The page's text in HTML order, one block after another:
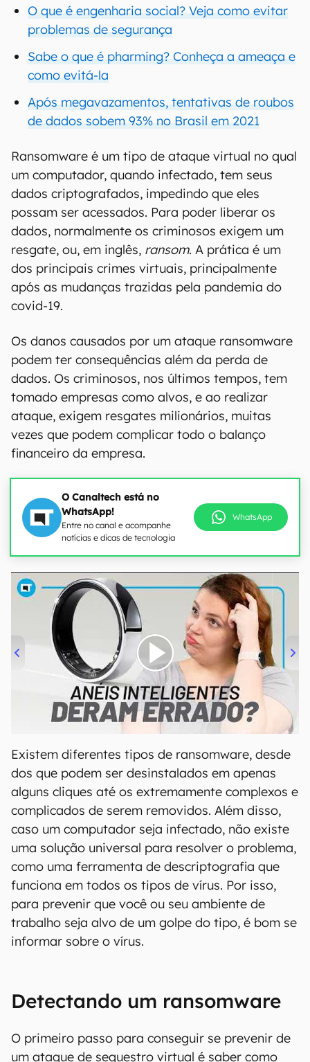
O que é engenharia social? Veja como evitar
problemas de segurança
Sabe o que é pharming? Conheça a ameaça e
como evitá-la
Após megavazamentos, tentativas de roubos
de dados sobem 93% no Brasil em 2021
Ransomware é um tipo de ataque virtual no qual
um computador, quando infectado, tem seus
dados criptografados, impedindo que eles
possam ser acessados. Para poder liberar os
dados, normalmente os criminosos exigem um
resgate, ou, em inglês, ransom. A prática é um
dos principais crimes virtuais, principalmente
após as mudanças trazidas pela pandemia do
covid-19.
Os danos causados por um ataque ransomware
podem ter consequências além da perda de
dados. Os criminosos, nos últimos tempos, tem
tomado empresas como alvos, e ao realizar
ataque, exigem resgates milionários, muitas
vezes que podem complicar todo o balanço
financeiro da empresa.
O Canaltech está no
WhatsApp!
Entre no canal e acompanhe
notícias e dicas de tecnologia
WhatsApp
00:00/21:11
Existem diferentes tipos de ransomware, desde
dos que podem ser desinstalados em apenas
alguns cliques até os extremamente complexos e
complicados de serem removidos. Além disso,
caso um computador seja infectado, não existe
uma solução universal para resolver o problema,
como uma ferramenta de descriptografia que
funciona em todos os tipos de vírus. Por isso,
para prevenir que você ou seu ambiente de
trabalho seja alvo de um golpe do tipo, é bom se
informar sobre o vírus.
Detectando um ransomware
O primeiro passo para conseguir se prevenir de
um ataque de sequestro virtual é saber como